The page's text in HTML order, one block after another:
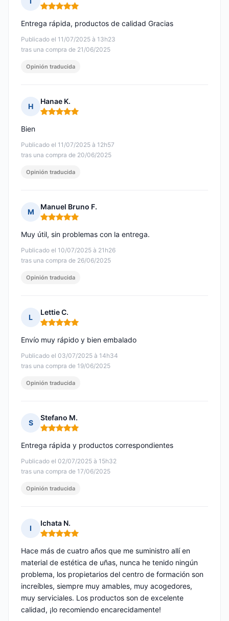
Nota: 5 de 5
Publicado el 11/07/2025 à 13h23
tras una compra de 21/06/2025
Entrega rápida, productos de calidad Gracias
Opinión traducida
H
Hanae K.
Nota: 5 de 5
Publicado el 11/07/2025 à 12h57
tras una compra de 20/06/2025
Bien
Opinión traducida
M
Manuel Bruno F.
Nota: 5 de 5
Publicado el 10/07/2025 à 21h26
tras una compra de 26/06/2025
Muy útil, sin problemas con la entrega.
Opinión traducida
L
Lettie C.
Nota: 5 de 5
Publicado el 03/07/2025 à 14h34
tras una compra de 19/06/2025
Envío muy rápido y bien embalado
Opinión traducida
S
Stefano M.
Nota: 5 de 5
Publicado el 02/07/2025 à 15h32
tras una compra de 17/06/2025
Entrega rápida y productos correspondientes
Opinión traducida
I
Ichata N.
Nota: 5 de 5
Hace más de cuatro años que me suministro allí en
material de estética de uñas, nunca he tenido ningún
problema, los propietarios del centro de formación son
increíbles, siempre muy amables, muy acogedores,
muy serviciales. Los productos son de excelente
calidad, ¡lo recomiendo encarecidamente!